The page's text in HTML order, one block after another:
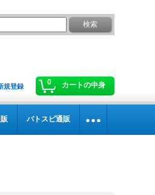
0 カートの中身
規登録
バトスピ通販